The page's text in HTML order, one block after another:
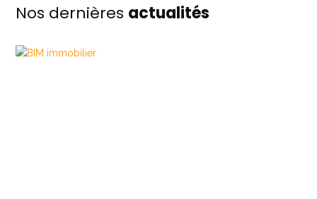
Nos dernières actualités